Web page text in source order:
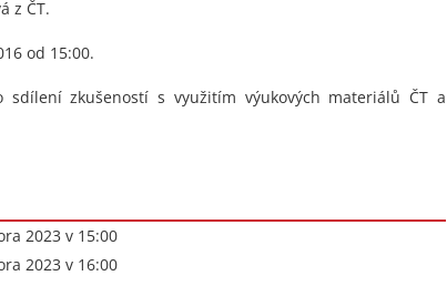
z ČT.
od 15:00.
zkušeností s využitím výukových materiálů ČT a
2023 v 15:00
2023 v 16:00